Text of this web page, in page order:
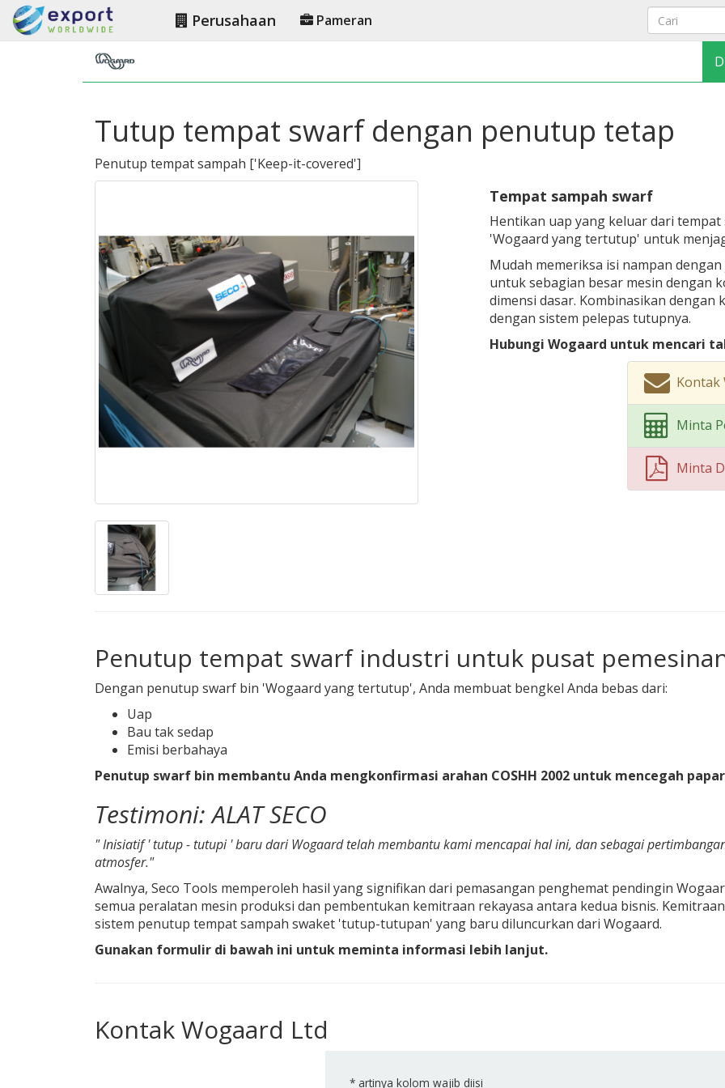
Perusahaan Pameran
Tutup tempat swarf dengan penutup tetap
Penutup tempat sampah ['Keep-it-covered']
Tempat sampah swarf
Hentikan uap yang keluar dari
'Wogaard yang tertutup' untuk
Mudah memeriksa isi nampan
untuk sebagian besar mesin dengan
dimensi dasar. Kombinasikan
dengan sistem pelepas tutupnya.
Hubungi Wogaard untuk mencari
Kontak
Minta
Minta
Penutup tempat swarf industri untuk pusat
Dengan penutup swarf bin 'Wogaard yang tertutup', Anda membuat bengkel Anda bebas dari:
Uap
Bau tak sedap
Emisi berbahaya
Penutup swarf bin membantu Anda mengkonfirmasi arahan COSHH 2002 untuk mencegah
Testimoni: ALAT SECO
"Inisiatif ' tutup- tutupi ' baru dari Wogaard telah membantu kami mencapai hal ini, dan sebagai
atmosfer."
Awalnya, Seco Tools memperoleh hasil yang signifikan dari pemasangan penghemat pendingin
semua peralatan mesin produksi dan pembentukan kemitraan rekayasa antara kedua bisnis.
sistem penutup tempat sampah swaket 'tutup-tutupan' yang baru diluncurkan dari Wogaard.
Gunakan formulir di bawah ini untuk meminta informasi lebih lanjut.
Kontak Wogaard Ltd
* artinya kolom wajib diisi